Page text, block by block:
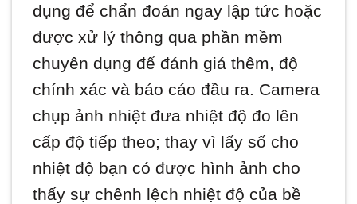
dụng để chẩn đoán ngay lập tức hoặc
được xử lý thông qua phần mềm
chuyên dụng để đánh giá thêm, độ
chính xác và báo cáo đầu ra. Camera
chụp ảnh nhiệt đưa nhiệt độ đo lên
cấp độ tiếp theo; thay vì lấy số cho
nhiệt độ bạn có được hình ảnh cho
thấy sự chênh lệch nhiệt độ của bề